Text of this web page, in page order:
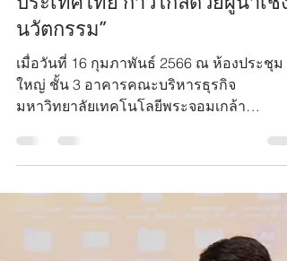
MekhaStudio
18 ก.พ. 2566
ยาว 1 นาที
งานสัมมนาวิชาการ “บริบทใหม่
ประเทศไทย ก้าวไกลด้วยผู้นำเชิง
นวัตกรรม”
ใหญ่ ชั้น 3 อาคารคณะบริหารธุรกิจ
พระนครเหนือ วิทยาเขตระยอง...